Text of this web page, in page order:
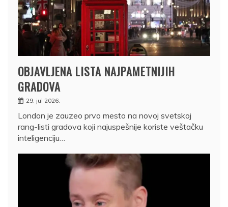
OBJAVLJENA LISTA NAJPAMETNIJIH
GRADOVA
29. jul 2026.
London je zauzeo prvo mesto na novoj svetskoj
rang-listi gradova koji najuspešnije koriste veštačku
inteligenciju…